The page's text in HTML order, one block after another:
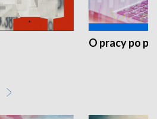
O pracy po